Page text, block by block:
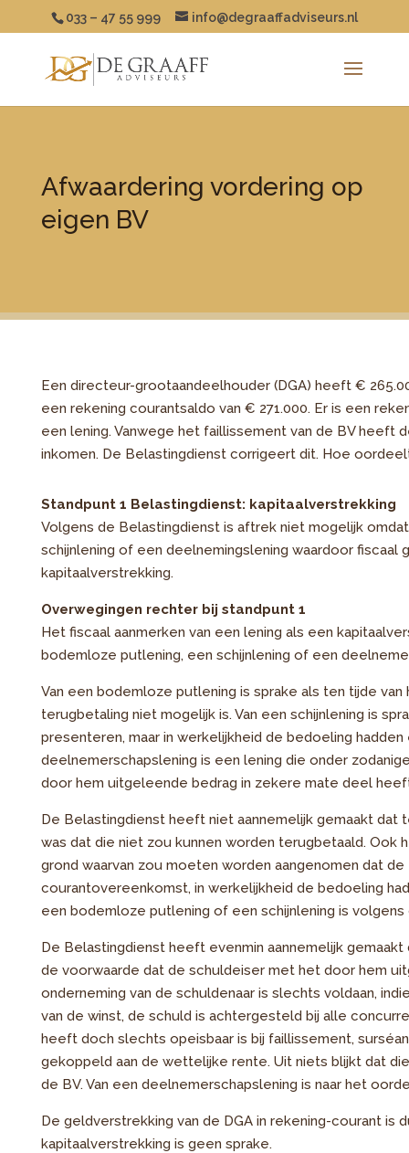
033 – 47 55 999 info@degraaffadviseurs.nl
Afwaardering vordering op
eigen BV
Een directeur-grootaandeelhouder (DGA) heeft €
een rekening courantsaldo van € 271.000. Er is een
een lening. Vanwege het faillissement van de BV heeft
inkomen. De Belastingdienst corrigeert dit. Hoe
Standpunt 1 Belastingdienst: kapitaalverstrekking
Volgens de Belastingdienst is aftrek niet mogelijk
schijnlening of een deelnemingslening waardoor fiscaal
kapitaalverstrekking.
Overwegingen rechter bij standpunt 1
Het fiscaal aanmerken van een lening als een
bodemloze putlening, een schijnlening of een
Van een bodemloze putlening is sprake als ten tijde
terugbetaling niet mogelijk is. Van een schijnlening is
presenteren, maar in werkelijkheid de bedoeling
deelnemerschapslening is een lening die onder
door hem uitgeleende bedrag in zekere mate deel
De Belastingdienst heeft niet aannemelijk gemaakt dat
was dat die niet zou kunnen worden terugbetaald.
grond waarvan zou moeten worden aangenomen dat de
courantovereenkomst, in werkelijkheid de bedoeling
een bodemloze putlening of een schijnlening is
De Belastingdienst heeft evenmin aannemelijk
de voorwaarde dat de schuldeiser met het door hem
onderneming van de schuldenaar is slechts voldaan,
van de winst, de schuld is achtergesteld bij alle
heeft doch slechts opeisbaar is bij faillissement,
gekoppeld aan de wettelijke rente. Uit niets blijkt dat
de BV. Van een deelnemerschapslening is naar het
De geldverstrekking van de DGA in rekening-courant is
kapitaalverstrekking is geen sprake.